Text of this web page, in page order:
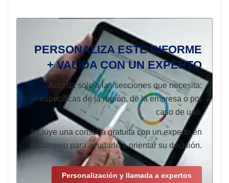
PERSONALIZA ESTE INFORME
+ VALIDA CON UN EXPERTO
Acceda solo a las secciones que necesita:
específicas de la región, de la empresa o por
caso de uso.
Incluye una consulta gratuita con un experto en
el dominio para ayudarle a orientar su decisión.
Personalización y llamada a expertos